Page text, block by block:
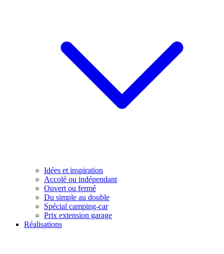
Idées et inspiration
Accolé ou indépendant
Ouvert ou fermé
Du simple au double
Spécial camping-car
Prix extension garage
Réalisations